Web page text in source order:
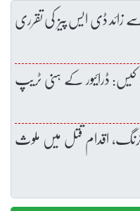
ڈی ایس پیز کی تقرری
کیس: ڈرائیور کے ہنی ٹریپ
اقدام قتل میں ملوث